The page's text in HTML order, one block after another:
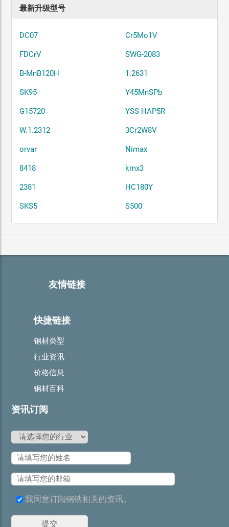
最新升级型号
DC07 Cr5Mo1V
FDCrV SWG-2083
B-MnB120H 1.2631
SK95 Y45MnSPb
G15720 YSS HAP5R
W.1.2312 3Cr2W8V
orvar Nimax
8418 kmx3
2381 HC180Y
SKS5 S500
友情链接
快捷链接
钢材类型
行业资讯
价格信息
钢材百科
资讯订阅
我同意订阅钢铁相关的资讯。